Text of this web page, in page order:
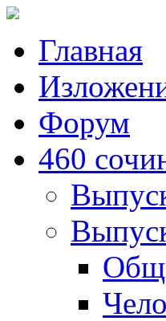
Главная
Форум
460